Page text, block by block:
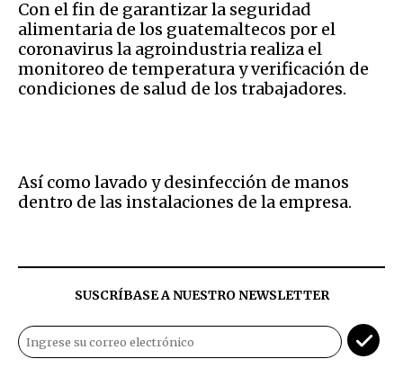
Con el fin de garantizar la seguridad
alimentaria de los guatemaltecos por el
coronavirus la agroindustria realiza el
monitoreo de temperatura y verificación de
condiciones de salud de los trabajadores.
Así como lavado y desinfección de manos
dentro de las instalaciones de la empresa.
SUSCRÍBASE A NUESTRO NEWSLETTER